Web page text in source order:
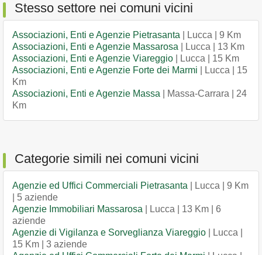
Stesso settore nei comuni vicini
Associazioni, Enti e Agenzie Pietrasanta | Lucca | 9 Km
Associazioni, Enti e Agenzie Massarosa | Lucca | 13 Km
Associazioni, Enti e Agenzie Viareggio | Lucca | 15 Km
Associazioni, Enti e Agenzie Forte dei Marmi | Lucca | 15
Km
Associazioni, Enti e Agenzie Massa | Massa-Carrara | 24
Km
Categorie simili nei comuni vicini
Agenzie ed Uffici Commerciali Pietrasanta | Lucca | 9 Km
| 5 aziende
Agenzie Immobiliari Massarosa | Lucca | 13 Km | 6
aziende
Agenzie di Vigilanza e Sorveglianza Viareggio | Lucca |
15 Km | 3 aziende